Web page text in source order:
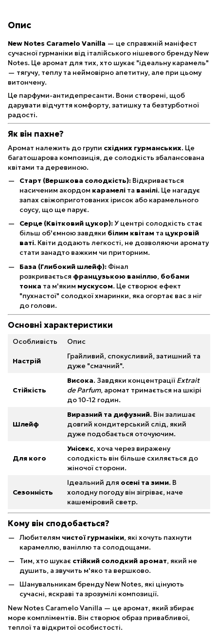
Опис
New Notes Caramelo Vanilla — це справжній маніфест
сучасної гурманіки від італійського нішевого бренду New
Notes. Це аромат для тих, хто шукає "ідеальну карамель"
— тягучу, теплу та неймовірно апетитну, але при цьому
витончену.
Це парфуми-антидепресанти. Вони створені, щоб
дарувати відчуття комфорту, затишку та безтурботної
радості.
Як він пахне?
Аромат належить до групи східних гурманських. Це
багатошарова композиція, де солодкість збалансована
квітами та деревиною.
Старт (Вершкова солодкість): Відкривається
насиченим акордом карамелі та ванілі. Це нагадує
запах свіжоприготованих ірисок або карамельного
соусу, що ще парує.
Серце (Квітковий цукор):У центрі солодкість стає
більш об'ємною завдяки білим квітам та цукровій
ваті. Квіти додають легкості, не дозволяючи аромату
стати занадто важким чи приторним.
База (Глибокий шлейф): Фінал
розкривається французькою ваніллю, бобами
тонка та м'яким мускусом. Це створює ефект
"пухнастої" солодкої хмаринки, яка огортає вас з ніг
до голови.
Основні характеристики
Особливість Опис
Настрій
Грайливий, спокусливий, затишний та
дуже "смачний".
Стійкість
Висока. Завдяки концентрації Extrait
de Parfum, аромат тримається на шкірі
до 10-12 годин.
Шлейф
Виразний та дифузний. Він залишає
довгий кондитерський слід, який
дуже подобається оточуючим.
Для кого
Унісекс, хоча через виражену
солодкість він більше схиляється до
жіночої сторони.
Сезонність
Ідеальний для осені та зими. В
холодну погоду він зігріває, наче
кашеміровий светр.
Кому він сподобається?
Любителям чистої гурманіки, які хочуть пахнути
карамеллю, ваніллю та солодощами.
Тим, хто шукає стійкий солодкий аромат, який не
душить, а звучить м'яко та вершково.
Шанувальникам бренду New Notes, які цінують
сучасні, яскраві та зрозумілі композиції.
New Notes Caramelo Vanilla — це аромат, який збирає
море компліментів. Він створює образ привабливої,
теплої та відкритої особистості.